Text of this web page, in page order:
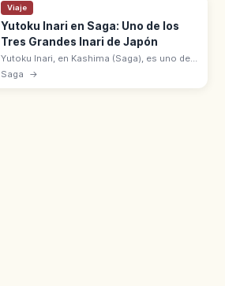
Viaje
Yutoku Inari en Saga: Uno de los
Tres Grandes Inari de Japón
Yutoku Inari, en Kashima (Saga), es uno de
los tres grandes santuarios Inari con
Fushimi Inari Taisha de Kioto y Kasama Inari.
Saga →